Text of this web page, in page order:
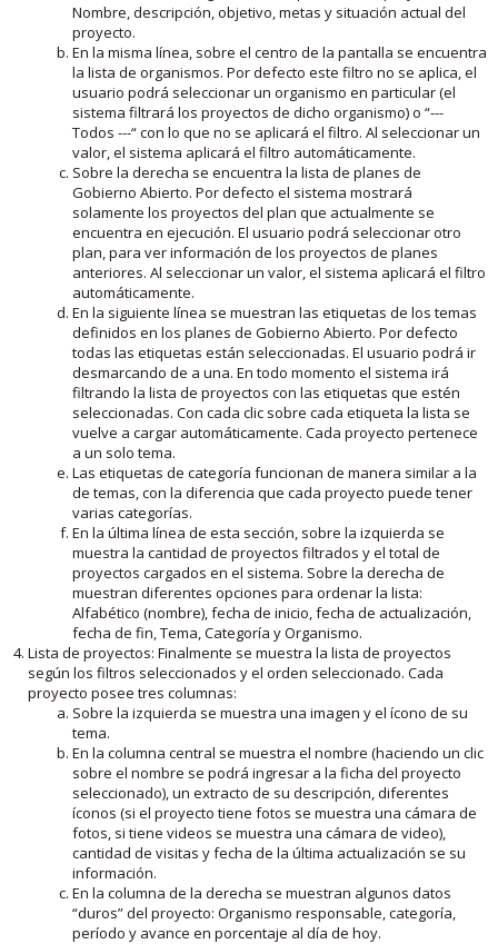
Nombre, descripción, objetivo, metas y situación actual del
proyecto.
En la misma línea, sobre el centro de la pantalla se encuentra
la lista de organismos. Por defecto este filtro no se aplica, el
usuario podrá seleccionar un organismo en particular (el
sistema filtrará los proyectos de dicho organismo) o “---
Todos ---“ con lo que no se aplicará el filtro. Al seleccionar un
valor, el sistema aplicará el filtro automáticamente.
Sobre la derecha se encuentra la lista de planes de
Gobierno Abierto. Por defecto el sistema mostrará
solamente los proyectos del plan que actualmente se
encuentra en ejecución. El usuario podrá seleccionar otro
plan, para ver información de los proyectos de planes
anteriores. Al seleccionar un valor, el sistema aplicará el filtro
automáticamente.
En la siguiente línea se muestran las etiquetas de los temas
definidos en los planes de Gobierno Abierto. Por defecto
todas las etiquetas están seleccionadas. El usuario podrá ir
desmarcando de a una. En todo momento el sistema irá
filtrando la lista de proyectos con las etiquetas que estén
seleccionadas. Con cada clic sobre cada etiqueta la lista se
vuelve a cargar automáticamente. Cada proyecto pertenece
a un solo tema.
Las etiquetas de categoría funcionan de manera similar a la
de temas, con la diferencia que cada proyecto puede tener
varias categorías.
En la última línea de esta sección, sobre la izquierda se
muestra la cantidad de proyectos filtrados y el total de
proyectos cargados en el sistema. Sobre la derecha de
muestran diferentes opciones para ordenar la lista:
Alfabético (nombre), fecha de inicio, fecha de actualización,
fecha de fin, Tema, Categoría y Organismo.
Lista de proyectos: Finalmente se muestra la lista de proyectos
según los filtros seleccionados y el orden seleccionado. Cada
proyecto posee tres columnas:
Sobre la izquierda se muestra una imagen y el ícono de su
tema.
En la columna central se muestra el nombre (haciendo un clic
sobre el nombre se podrá ingresar a la ficha del proyecto
seleccionado), un extracto de su descripción, diferentes
íconos (si el proyecto tiene fotos se muestra una cámara de
fotos, si tiene videos se muestra una cámara de video),
cantidad de visitas y fecha de la última actualización se su
información.
En la columna de la derecha se muestran algunos datos
“duros” del proyecto: Organismo responsable, categoría,
período y avance en porcentaje al día de hoy.